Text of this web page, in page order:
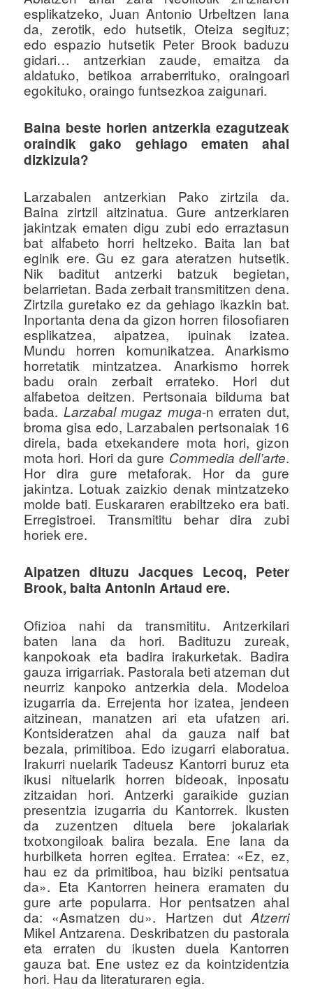
esplikatzeko, Juan Antonio Urbeltzen lana
da, zerotik, edo hutsetik, Oteiza segituz;
edo espazio hutsetik Peter Brook baduzu
gidari… antzerkian zaude, emaitza da
aldatuko, betikoa arraberrituko, oraingoari
egokituko, oraingo funtsezkoa zaigunari.
Baina beste horien antzerkia ezagutzeak
oraindik gako gehiago ematen ahal
dizkizula?
Larzabalen antzerkian Pako zirtzila da.
Baina zirtzil aitzinatua. Gure antzerkiaren
jakintzak ematen digu zubi edo erraztasun
bat alfabeto horri heltzeko. Baita lan bat
eginik ere. Gu ez gara ateratzen hutsetik.
Nik baditut antzerki batzuk begietan,
belarrietan. Bada zerbait transmititzen dena.
Zirtzila guretako ez da gehiago ikazkin bat.
Inportanta dena da gizon horren filosofiaren
esplikatzea, aipatzea, ipuinak izatea.
Mundu horren komunikatzea. Anarkismo
horretatik mintzatzea. Anarkismo horrek
badu orain zerbait errateko. Hori dut
alfabetoa deitzen. Pertsonaia bilduma bat
bada. Larzabal mugaz muga-n erraten dut,
broma gisa edo, Larzabalen pertsonaiak 16
direla, bada etxekandere mota hori, gizon
mota hori. Hori da gure Commedia dell’arte.
Hor dira gure metaforak. Hor da gure
jakintza. Lotuak zaizkio denak mintzatzeko
molde bati. Euskararen erabiltzeko era bati.
Erregistroei. Transmititu behar dira zubi
horiek ere.
Aipatzen dituzu Jacques Lecoq, Peter
Brook, baita Antonin Artaud ere.
Ofizioa nahi da transmititu. Antzerkilari
baten lana da hori. Badituzu zureak,
kanpokoak eta badira irakurketak. Badira
gauza irrigarriak. Pastorala beti atzeman dut
neurriz kanpoko antzerkia dela. Modeloa
izugarria da. Errejenta hor izatea, jendeen
aitzinean, manatzen ari eta ufatzen ari.
Kontsideratzen ahal da gauza naif bat
bezala, primitiboa. Edo izugarri elaboratua.
Irakurri nuelarik Tadeusz Kantorri buruz eta
ikusi nituelarik horren bideoak, inposatu
zitzaidan hori. Antzerki garaikide guzian
presentzia izugarria du Kantorrek. Ikusten
da zuzentzen dituela bere jokalariak
txotxongiloak balira bezala. Ene lana da
hurbilketa horren egitea. Erratea: «Ez, ez,
hau ez da primitiboa, hau biziki pentsatua
da». Eta Kantorren heinera eramaten du
gure arte popularra. Hor pentsatzen ahal
da: «Asmatzen du». Hartzen dut Atzerri
Mikel Antzarena. Deskribatzen du pastorala
eta erraten du ikusten duela Kantorren
gauza bat. Ene ustez ez da kointzidentzia
hori. Hau da literaturaren egia.